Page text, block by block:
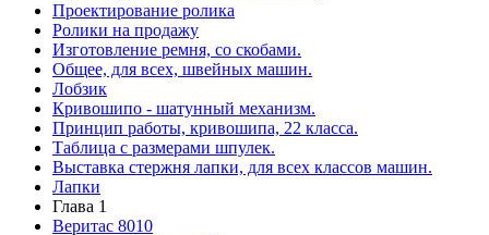
Проектирование ролика
Ролики на продажу
Изготовление ремня, со скобами.
Общее, для всех, швейных машин.
Лобзик
Кривошипо - шатунный механизм.
Принцип работы, кривошипа, 22 класса.
Таблица с размерами шпулек.
Выставка стержня лапки, для всех классов машин.
Лапки
Глава 1
Веритас 8010